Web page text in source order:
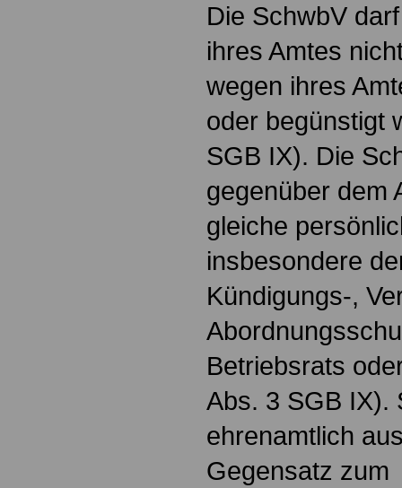
Die SchwbV
ihres Amtes
wegen ihres
oder begünstigt
SGB IX). Die
gegenüber dem
gleiche
insbesondere
Kündigungs-,
Betriebsrats
Abs. 3 SGB IX).
ehrenamtlich
Gegensatz zum